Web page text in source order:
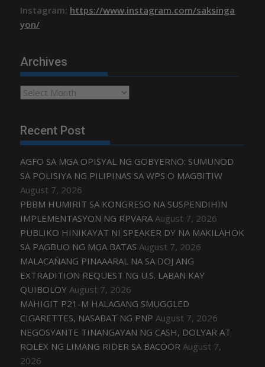
Instagram: https://www.instagram.com/saksinga
yon/
Archives
Archives
Recent Post
AGFO SA MGA OPISYAL NG GOBYERNO: SUMUNOD
SA POLISIYA NG PILIPINAS SA WPS O MAGBITIW
August 7, 2026
PBBM HUMIRIT SA KONGRESO NA SUSPENDIHIN
IMPLEMENTASYON NG RPVARA August 7, 2026
PUBLIKO HINIKAYAT NI SPEAKER DY NA MAKILAHOK
SA PAGBUO NG MGA BATAS August 7, 2026
MALACAÑANG PINAAARAL NA SA DOJ ANG
EXTRADITION REQUEST NG U.S. LABAN KAY
QUIBOLOY August 7, 2026
MAHIGIT P21-M HALAGANG SMUGGLED
CIGARETTES, NASABAT NG PNP August 7, 2026
NEGOSYANTE TINANGAYAN NG CASH, DOLYAR AT
ROLEX NG LIMANG RIDER SA BACOOR August 7,
2026